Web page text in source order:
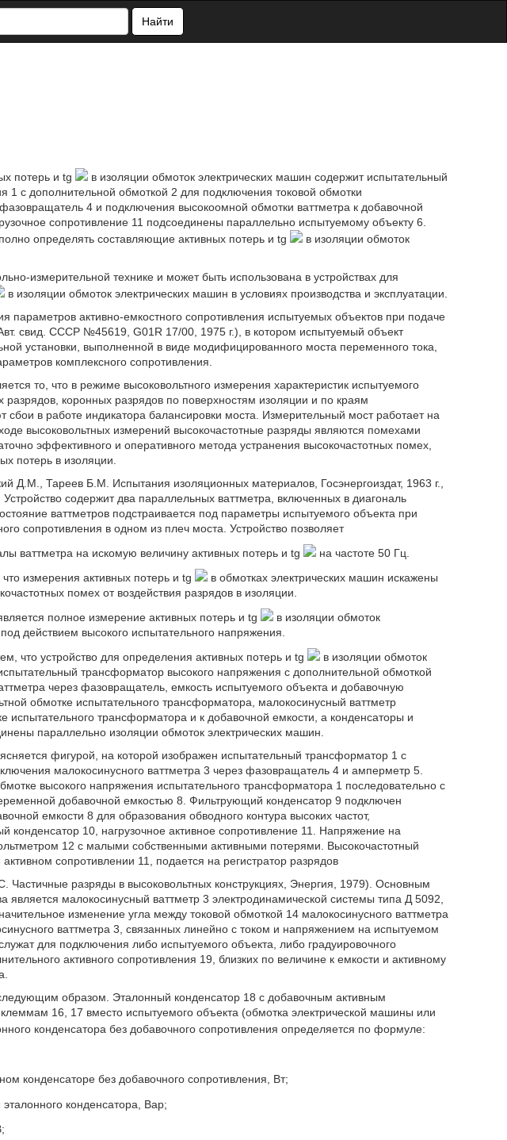
Найти
потерь и tg
в изоляции обмоток электрических машин содержит испытательный
1 с дополнительной обмоткой 2 для подключения токовой обмотки
4 и подключения высокоомной обмотки ваттметра к добавочной
сопротивление 11 подсоединены параллельно испытуемому объекту 6.
определять составляющие активных потерь и tg
в изоляции обмоток
измерительной технике и может быть использована в устройствах для
в изоляции обмоток электрических машин в условиях производства и эксплуатации.
параметров активно-емкостного сопротивления испытуемых объектов при подаче
свид. СССР №45619, G01R 17/00, 1975 г.), в котором испытуемый объект
установки, выполненной в виде модифицированного моста переменного тока,
комплексного сопротивления.
то, что в режиме высоковольтного измерения характеристик испытуемого
разрядов, коронных разрядов по поверхностям изоляции и по краям
сбои в работе индикатора балансировки моста. Измерительный мост работает на
высоковольтных измерений высокочастотные разряды являются помехами
эффективного и оперативного метода устранения высокочастотных помех,
потерь в изоляции.
Д.М., Тареев Б.М. Испытания изоляционных материалов, Госэнергоиздат, 1963 г.,
содержит два параллельных ваттметра, включенных в диагональ
ваттметров подстраивается под параметры испытуемого объекта при
сопротивления в одном из плеч моста. Устройство позволяет
ваттметра на искомую величину активных потерь и tg
на частоте 50 Гц.
измерения активных потерь и tg
в обмотках электрических машин искажены
помех от воздействия разрядов в изоляции.
полное измерение активных потерь и tg
в изоляции обмоток
действием высокого испытательного напряжения.
что устройство для определения активных потерь и tg
в изоляции обмоток
трансформатор высокого напряжения с дополнительной обмоткой
через фазовращатель, емкость испытуемого объекта и добавочную
обмотке испытательного трансформатора, малокосинусный ваттметр
испытательного трансформатора и к добавочной емкости, а конденсаторы и
параллельно изоляции обмоток электрических машин.
фигурой, на которой изображен испытательный трансформатор 1 с
малокосинусного ваттметра 3 через фазовращатель 4 и амперметр 5.
высокого напряжения испытательного трансформатора 1 последовательно с
добавочной емкостью 8. Фильтрующий конденсатор 9 подключен
емкости 8 для образования обводного контура высоких частот,
конденсатор 10, нагрузочное активное сопротивление 11. Напряжение на
12 с малыми собственными активными потерями. Высокочастотный
сопротивлении 11, подается на регистратор разрядов
Частичные разряды в высоковольтных конструкциях, Энергия, 1979). Основным
является малокосинусный ваттметр 3 электродинамической системы типа Д 5092,
изменение угла между токовой обмоткой 14 малокосинусного ваттметра
ваттметра 3, связанных линейно с током и напряжением на испытуемом
для подключения либо испытуемого объекта, либо градуировочного
активного сопротивления 19, близких по величине к емкости и активному
образом. Эталонный конденсатор 18 с добавочным активным
16, 17 вместо испытуемого объекта (обмотка электрической машины или
конденсатора без добавочного сопротивления определяется по формуле:
конденсаторе без добавочного сопротивления, Вт;
конденсатора, Вар;